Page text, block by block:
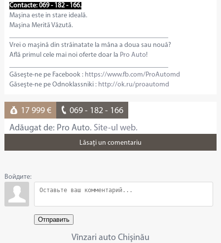
Contacte: 069 - 182 - 166.
Maşina este in stare ideală.
Maşina Merită Văzută.
Vrei o maşină din străinatate la mâna a doua sau nouă?
Află primul cele mai noi oferte doar la Pro Auto!
Găseşte-ne pe Facebook : https://www.fb.com/ProAutomd
Găseşte-ne pe Odnoklassniki : http://ok.ru/proautomd
17 999 €
069 - 182 - 166
Adăugat de: Pro Auto. Site-ul web.
Lăsaţi un comentariu
Войдите:
Отправить
Vînzari auto Chişinău